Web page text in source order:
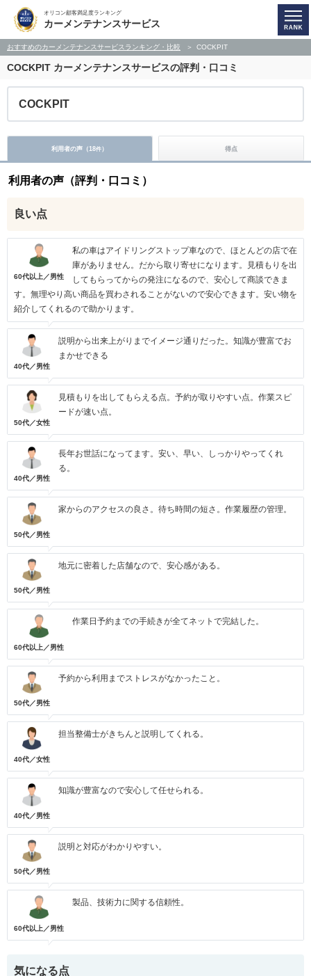
オリコン顧客満足度ランキング
カーメンテナンスサービス
おすすめのカーメンテナンスサービスランキング・比較 COCKPIT
COCKPIT カーメンテナンスサービスの評判・口コミ
COCKPIT
利用者の声（18件） 得点
利用者の声（評判・口コミ）
良い点
60代以上／男性
私の車はアイドリングストップ車なので、ほとんどの店で在
庫がありません。だから取り寄せになります。見積もりを出
してもらってからの発注になるので、安心して商談できま
す。無理やり高い商品を買わされることがないので安心できます。安い物を
紹介してくれるので助かります。
40代／男性
説明から出来上がりまでイメージ通りだった。知識が豊富でお
まかせできる
50代／女性
見積もりを出してもらえる点。予約が取りやすい点。作業スピ
ードが速い点。
40代／男性
長年お世話になってます。安い、早い、しっかりやってくれ
る。
50代／男性
家からのアクセスの良さ。待ち時間の短さ。作業履歴の管理。
50代／男性
地元に密着した店舗なので、安心感がある。
60代以上／男性
作業日予約までの手続きが全てネットで完結した。
50代／男性
予約から利用までストレスがなかったこと。
40代／女性
担当整備士がきちんと説明してくれる。
40代／男性
知識が豊富なので安心して任せられる。
50代／男性
説明と対応がわかりやすい。
60代以上／男性
製品、技術力に関する信頼性。
気になる点